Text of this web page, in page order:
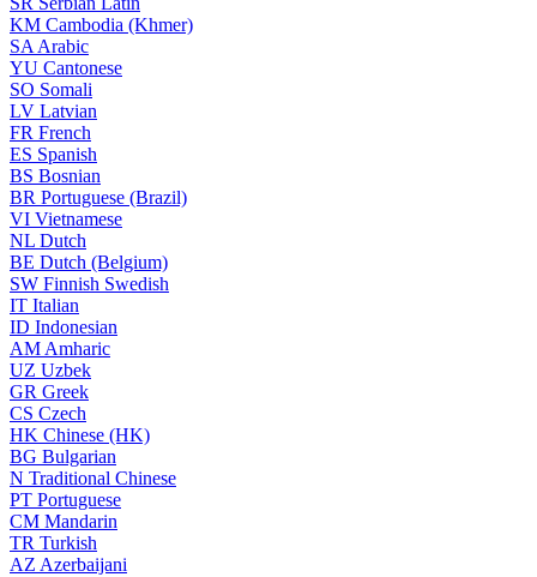
KM Cambodia (Khmer)
SA Arabic
YU Cantonese
SO Somali
LV Latvian
FR French
ES Spanish
BS Bosnian
BR Portuguese (Brazil)
VI Vietnamese
NL Dutch
BE Dutch (Belgium)
SW Finnish Swedish
IT Italian
ID Indonesian
AM Amharic
UZ Uzbek
GR Greek
CS Czech
HK Chinese (HK)
BG Bulgarian
N Traditional Chinese
PT Portuguese
CM Mandarin
TR Turkish
AZ Azerbaijani